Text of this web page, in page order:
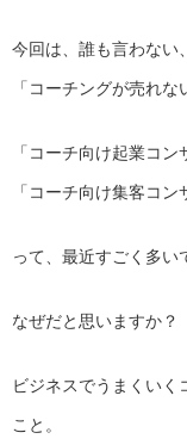
今回は、誰も言わない、
「コーチングが売れな
「コーチ向け起業コン
「コーチ向け集客コン
って、最近すごく多い
なぜだと思いますか？
ビジネスでうまくいく
こと。